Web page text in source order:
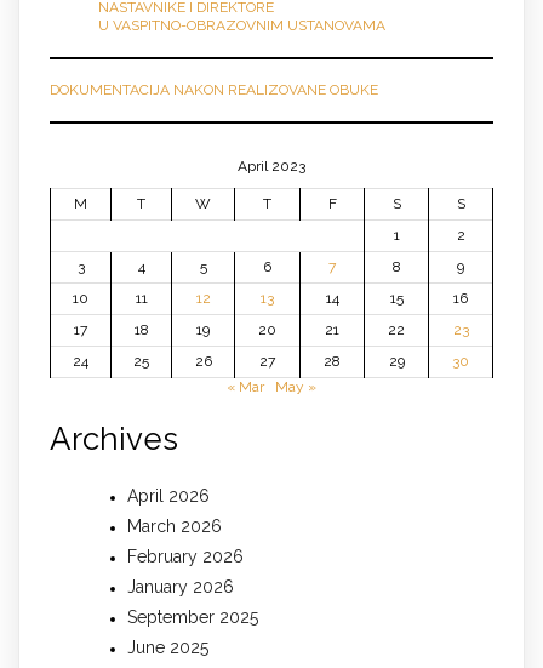
NASTAVNIKE I DIREKTORE
U VASPITNO-OBRAZOVNIM USTANOVAMA
DOKUMENTACIJA NAKON REALIZOVANE OBUKE
April 2023
M T W T F S
S
1
2
3
4 5 6 7 8
9
10
11 12 13 14 15
16
17
18 19 20 21 22
23
24
25 26 27 28 29
30
« Mar
May »
Archives
April 2026
March 2026
February 2026
January 2026
September 2025
June 2025